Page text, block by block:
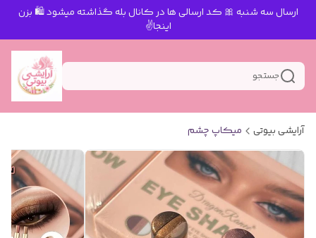
ارسال سه شنبه 🎀 کد ارسالی ها در کانال بله گذاشته میشود 🛍 بزن
اینجا✌️
جستجو
آرایشی بیوتی میکاپ چشم